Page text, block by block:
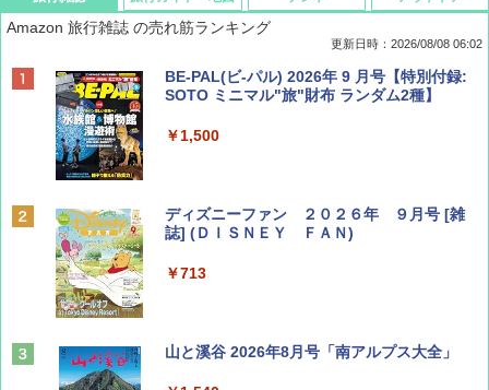
Amazon 旅行雑誌 の売れ筋ランキング
更新日時：2026/08/08 06:02
BE-PAL(ビ-パル) 2026年 9 月号【特別付録:
SOTO ミニマル"旅"財布 ランダム2種】
￥1,500
ディズニーファン ２０２６年 ９月号 [雑
誌] (ＤＩＳＮＥＹ ＦＡＮ)
￥713
山と溪谷 2026年8月号「南アルプス大全」